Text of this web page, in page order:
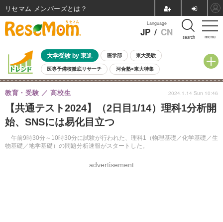
menu
Language
JP / CN search
大学受験 by 東進 医学部 東大受験
医専予備校徹底リサーチ 河合塾×東大特集
親子で考える大学選び 高校受験 中学受験 小学校受験
共通テスト 夏休み
8月開催イベント・WS 全国公立高校 過去問 人気記事
自由研究教材（小学生向け） 自由研究教材（中学生向け）
【共通テスト2024】（2日目1/14）理科1分析開
始、SNSには易化目立つ
午前9時30分～10時30分に試験が行われた、理科1（物理基礎／化学基礎／生
物基礎／地学基礎）の問題分析速報がスタートした。
教育・受験 高校生
advertisement
2024.1.14 Sun 10:46
リセマム メンバーズ